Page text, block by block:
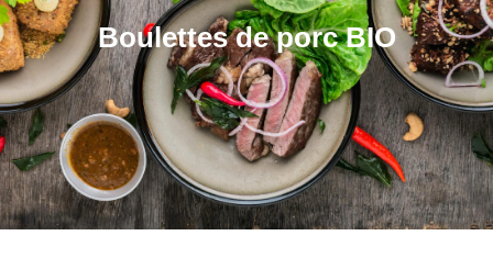
Boulettes de porc BIO